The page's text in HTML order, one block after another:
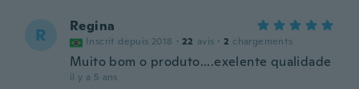
R Regina
Inscrit depuis 2018 · 22 avis · 2 chargements
Muito bom o produto....exelente qualidade
il y a 5 ans